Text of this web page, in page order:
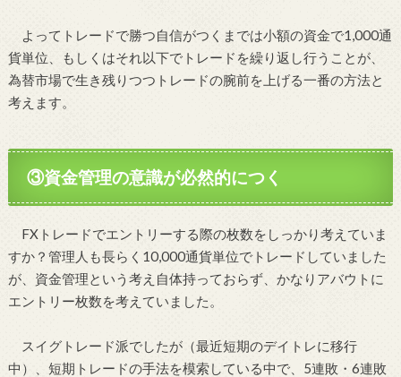
よってトレードで勝つ自信がつくまでは小額の資金で1,000通
貨単位、もしくはそれ以下でトレードを繰り返し行うことが、
為替市場で生き残りつつトレードの腕前を上げる一番の方法と
考えます。
③資金管理の意識が必然的につく
FXトレードでエントリーする際の枚数をしっかり考えていま
すか？管理人も長らく10,000通貨単位でトレードしていました
が、資金管理という考え自体持っておらず、かなりアバウトに
エントリー枚数を考えていました。
スイグトレード派でしたが（最近短期のデイトレに移行
中）、短期トレードの手法を模索している中で、5連敗・6連敗